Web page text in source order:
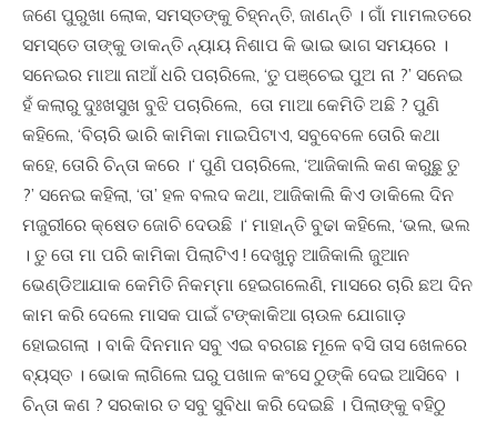
ଜଣେ ପୁରୁଖା ଲୋକ, ସମସ୍ତଙ୍କୁ ଚିହ୍ନନ୍ତି, ଜାଣନ୍ତି । ଗାଁ ମାମଲତରେ
ସମସ୍ତେ ତାଙ୍କୁ ଡାକନ୍ତି ନ୍ୟାୟ ନିଶାପ କି ଭାଇ ଭାଗ ସମୟରେ ।
ସନେଇର ମାଆ ନାଆଁ ଧରି ପଚାରିଲେ, ‘ତୁ ପଞ୍ଚେଇ ପୁଅ ନା ?’ ସନେଇ
ହଁ କଲାରୁ ଦୁଃଖସୁଖ ବୁଝି ପଚାରିଲେ, ତୋ ମାଆ କେମିତି ଅଛି ? ପୁଣି
କହିଲେ, ‘ବିଚାରି ଭାରି କାମିକା ମାଇପିଟାଏ, ସବୁବେଳେ ତୋରି କଥା
କହେ, ତୋରି ଚିନ୍ତା କରେ ।‘ ପୁଣି ପଚାରିଲେ, ‘ଆଜିକାଲି କଣ କରୁଛୁ ତୁ
?’ ସନେଇ କହିଲା, ‘ତା’ ହଳ ବଲଦ କଥା, ଆଜିକାଲି କିଏ ଡାକିଲେ ଦିନ
ମଜୁରୀରେ କ୍ଷେତ ଜୋଚି ଦେଉଛି ।‘ ମାହାନ୍ତି ବୁଢା କହିଲେ, ‘ଭଲ, ଭଲ
। ତୁ ତୋ ମା ପରି କାମିକା ପିଲାଟିଏ ! ଦେଖୁନୁ ଆଜିକାଲି ଜୁଆନ
ଭେଣ୍ଡିଆଯାକ କେମିତି ନିକମ୍ମା ହେଇଗଲେଣି, ମାସରେ ଚାରି ଛଅ ଦିନ
କାମ କରି ଦେଲେ ମାସକ ପାଇଁ ଟଙ୍କାକିଆ ଚାଉଳ ଯୋଗାଡ଼
ହୋଇଗଲା । ବାକି ଦିନମାନ ସବୁ ଏଇ ବରଗଛ ମୂଳେ ବସି ତାସ ଖେଳରେ
ବ୍ୟସ୍ତ । ଭୋକ ଲାଗିଲେ ଘରୁ ପଖାଳ କଂସେ ଠୁଙ୍କି ଦେଇ ଆସିବେ ।
ଚିନ୍ତା କଣ ? ସରକାର ତ ସବୁ ସୁବିଧା କରି ଦେଇଛି । ପିଲାଙ୍କୁ ବହିଠୁ